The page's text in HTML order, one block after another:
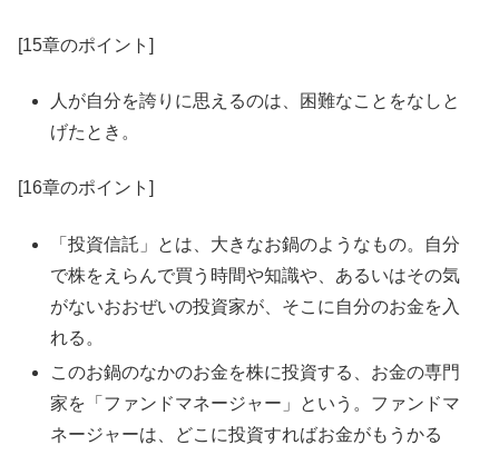
[15章のポイント]
人が自分を誇りに思えるのは、困難なことをなしと
げたとき。
[16章のポイント]
「投資信託」とは、大きなお鍋のようなもの。自分
で株をえらんで買う時間や知識や、あるいはその気
がないおおぜいの投資家が、そこに自分のお金を入
れる。
このお鍋のなかのお金を株に投資する、お金の専門
家を「ファンドマネージャー」という。ファンドマ
ネージャーは、どこに投資すればお金がもうかる